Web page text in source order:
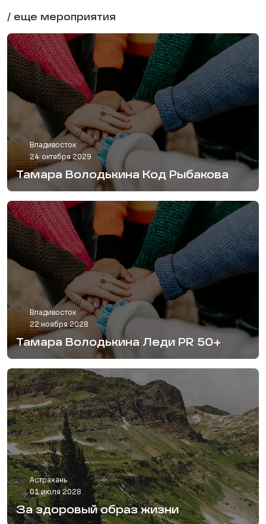
/ еще мероприятия
Владивосток
24 октября 2029
Тамара Володькина Код Рыбакова
Владивосток
22 ноября 2028
Тамара Володькина Леди PR 50+
Астрахань
01 июля 2028
За здоровый образ жизни